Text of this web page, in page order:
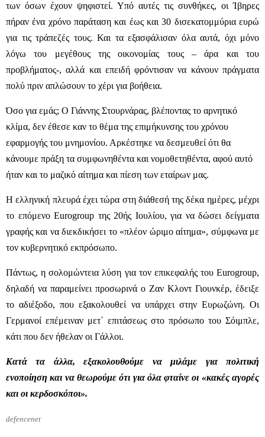
των όσων έχουν ψηφιστεί. Υπό αυτές τις συνθήκες, οι Ίβηρες
πήραν ένα χρόνο παράταση και έως και 30 δισεκατομμύρια ευρώ
για τις τράπεζές τους. Και τα εξασφάλισαν όλα αυτά, όχι μόνο
λόγω του μεγέθους της οικονομίας τους – άρα και του
προβλήματος-, αλλά και επειδή φρόντισαν να κάνουν πράγματα
πολύ πριν απλώσουν το χέρι για βοήθεια.
Όσο για εμάς; Ο Γιάννης Στουρνάρας, βλέποντας το αρνητικό
κλίμα, δεν έθεσε καν το θέμα της επιμήκυνσης του χρόνου
εφαρμογής του μνημονίου. Αρκέστηκε να δεσμευθεί ότι θα
κάνουμε πράξη τα συμφωνηθέντα και νομοθετηθέντα, αφού αυτό
ήταν και το μαζικό αίτημα και πίεση των εταίρων μας.
Η ελληνική πλευρά έχει τώρα στη διάθεσή της δέκα ημέρες, μέχρι
το επόμενο Eurogroup της 20ής Ιουλίου, για να δώσει δείγματα
γραφής και να διεκδικήσει το «πλέον ώριμο αίτημα», σύμφωνα με
τον κυβερνητικό εκπρόσωπο.
Πάντως, η σολομώντεια λύση για τον επικεφαλής του Eurogroup,
δηλαδή να παραμείνει προσωρινά ο Ζαν Κλοντ Γιουνκέρ, έδειξε
το αδιέξοδο, που εξακολουθεί να υπάρχει στην Ευρωζώνη. Οι
Γερμανοί επέμειναν μετ΄ επιτάσεως στο πρόσωπο του Σόιμπλε,
κάτι που δεν ήθελαν οι Γάλλοι.
Κατά τα άλλα, εξακολουθούμε να μιλάμε για πολιτική
ενοποίηση και να θεωρούμε ότι για όλα φταίνε οι «κακές αγορές
και οι κερδοσκόποι».
defencenet